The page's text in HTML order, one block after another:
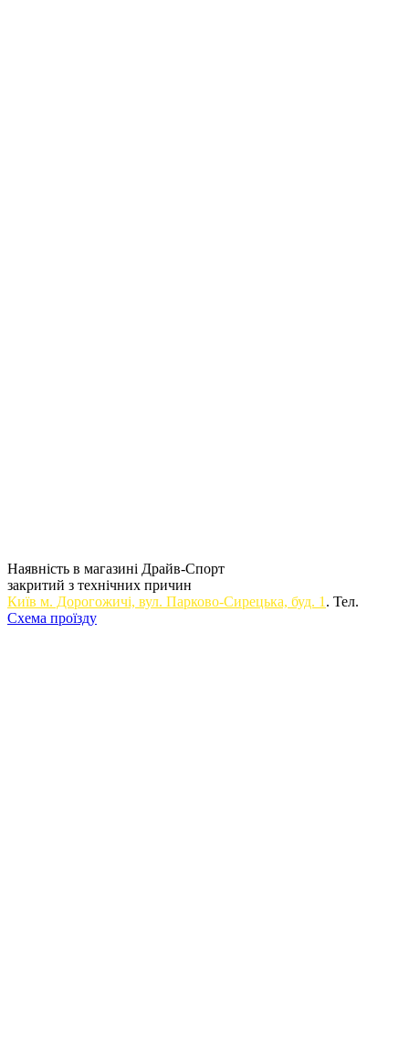
Наявність в магазині Драйв-Спорт
закритий з технічних причин
Київ м. Дорогожичi, вул. Парково-Сирецька, буд. 1 . Тел.
Схема проїзду